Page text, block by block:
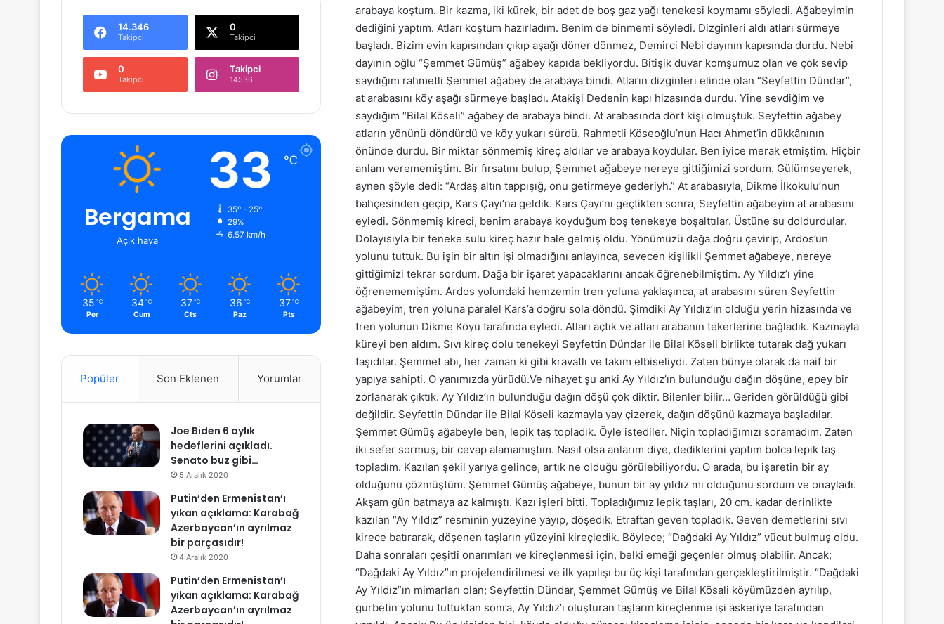
arabaya koştum. Bir kazma, iki kürek, bir adet de boş gaz yağı tenekesi koymamı söyledi. Ağabeyimin
dediğini yaptım. Atları koştum hazırladım. Benim de binmemi söyledi. Dizginleri aldı atları sürmeye
başladı. Bizim evin kapısından çıkıp aşağı döner dönmez, Demirci Nebi dayının kapısında durdu. Nebi
dayının oğlu “Şemmet Gümüş” ağabey kapıda bekliyordu. Bitişik duvar komşumuz olan ve çok sevip
saydığım rahmetli Şemmet ağabey de arabaya bindi. Atların dizginleri elinde olan “Seyfettin Dündar”,
at arabasını köy aşağı sürmeye başladı. Atakişi Dedenin kapı hizasında durdu. Yine sevdiğim ve
saydığım “Bilal Köseli” ağabey de arabaya bindi. At arabasında dört kişi olmuştuk. Seyfettin ağabey
atların yönünü döndürdü ve köy yukarı sürdü. Rahmetli Köseoğlu’nun Hacı Ahmet’in dükkânının
önünde durdu. Bir miktar sönmemiş kireç aldılar ve arabaya koydular. Ben iyice merak etmiştim. Hiçbir
anlam verememiştim. Bir fırsatını bulup, Şemmet ağabeye nereye gittiğimizi sordum. Gülümseyerek,
aynen şöyle dedi: “Ardaş altın tappışığ, onu getirmeye gederiyh.” At arabasıyla, Dikme İlkokulu’nun
bahçesinden geçip, Kars Çayı’na geldik. Kars Çayı’nı geçtikten sonra, Seyfettin ağabeyim at arabasını
eyledi. Sönmemiş kireci, benim arabaya koyduğum boş tenekeye boşalttılar. Üstüne su doldurdular.
Dolayısıyla bir teneke sulu kireç hazır hale gelmiş oldu. Yönümüzü dağa doğru çevirip, Ardos’un
yolunu tuttuk. Bu işin bir altın işi olmadığını anlayınca, sevecen kişilikli Şemmet ağabeye, nereye
gittiğimizi tekrar sordum. Dağa bir işaret yapacaklarını ancak öğrenebilmiştim. Ay Yıldız’ı yine
öğrenememiştim. Ardos yolundaki hemzemin tren yoluna yaklaşınca, at arabasını süren Seyfettin
ağabeyim, tren yoluna paralel Kars’a doğru sola döndü. Şimdiki Ay Yıldız’ın olduğu yerin hizasında ve
tren yolunun Dikme Köyü tarafında eyledi. Atları açtık ve atları arabanın tekerlerine bağladık. Kazmayla
küreyi ben aldım. Sıvı kireç dolu tenekeyi Seyfettin Dündar ile Bilal Köseli birlikte tutarak dağ yukarı
taşıdılar. Şemmet abi, her zaman ki gibi kravatlı ve takım elbiseliydi. Zaten bünye olarak da naif bir
yapıya sahipti. O yanımızda yürüdü.Ve nihayet şu anki Ay Yıldız’ın bulunduğu dağın döşüne, epey bir
zorlanarak çıktık. Ay Yıldız’ın bulunduğu dağın döşü çok diktir. Bilenler bilir… Geriden görüldüğü gibi
değildir. Seyfettin Dündar ile Bilal Köseli kazmayla yay çizerek, dağın döşünü kazmaya başladılar.
Şemmet Gümüş ağabeyle ben, lepik taş topladık. Öyle istediler. Niçin topladığımızı soramadım. Zaten
iki sefer sormuş, bir cevap alamamıştım. Nasıl olsa anlarım diye, dediklerini yaptım bolca lepik taş
topladım. Kazılan şekil yarıya gelince, artık ne olduğu görülebiliyordu. O arada, bu işaretin bir ay
olduğunu çözmüştüm. Şemmet Gümüş ağabeye, bunun bir ay yıldız mı olduğunu sordum ve onayladı.
Akşam gün batmaya az kalmıştı. Kazı işleri bitti. Topladığımız lepik taşları, 20 cm. kadar derinlikte
kazılan “Ay Yıldız” resminin yüzeyine yayıp, döşedik. Etraftan geven topladık. Geven demetlerini sıvı
kirece batırarak, döşenen taşların yüzeyini kireçledik. Böylece; “Dağdaki Ay Yıldız” vücut bulmuş oldu.
Daha sonraları çeşitli onarımları ve kireçlenmesi için, belki emeği geçenler olmuş olabilir. Ancak;
“Dağdaki Ay Yıldız”ın projelendirilmesi ve ilk yapılışı bu üç kişi tarafından gerçekleştirilmiştir. “Dağdaki
Ay Yıldız”ın mimarları olan; Seyfettin Dündar, Şemmet Gümüş ve Bilal Kösali köyümüzden ayrılıp,
gurbetin yolunu tuttuktan sonra, Ay Yıldız’ı oluşturan taşların kireçlenme işi askeriye tarafından
14.346
Takipci
0
Takipci
0
Takipci
Takipci
14536
Bergama
Açık hava
33 ℃
35º - 25º
29%
6.57 km/h
35 ℃
Per
34 ℃
Cum
37 ℃
Cts
36 ℃
Paz
37 ℃
Pts
Popüler Son Eklenen Yorumlar
Joe Biden 6 aylık
hedeflerini açıkladı.
Senato buz gibi…
5 Aralık 2020
Putin’den Ermenistan’ı
yıkan açıklama: Karabağ
Azerbaycan’ın ayrılmaz
bir parçasıdır!
4 Aralık 2020
Putin’den Ermenistan’ı
yıkan açıklama: Karabağ
Azerbaycan’ın ayrılmaz